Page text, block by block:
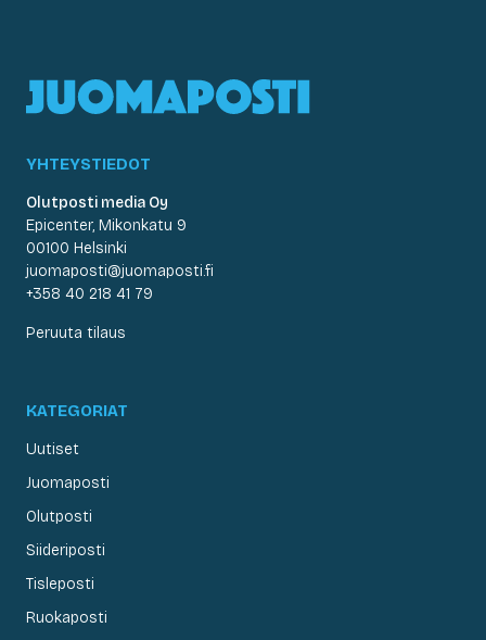
YHTEYSTIEDOT
Olutposti media Oy
Epicenter, Mikonkatu 9
00100 Helsinki
juomaposti@juomaposti.fi
+358 40 218 41 79
Peruuta tilaus
KATEGORIAT
Uutiset
Juomaposti
Olutposti
Siideriposti
Tisleposti
Ruokaposti